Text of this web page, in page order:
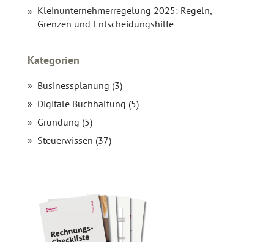
Kleinunternehmerregelung 2025: Regeln,
Grenzen und Entscheidungshilfe
Kategorien
Businessplanung (3)
Digitale Buchhaltung (5)
Gründung (5)
Steuerwissen (37)